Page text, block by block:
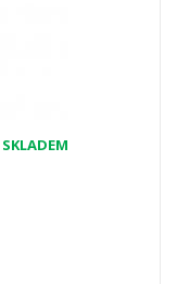
SKLADEM